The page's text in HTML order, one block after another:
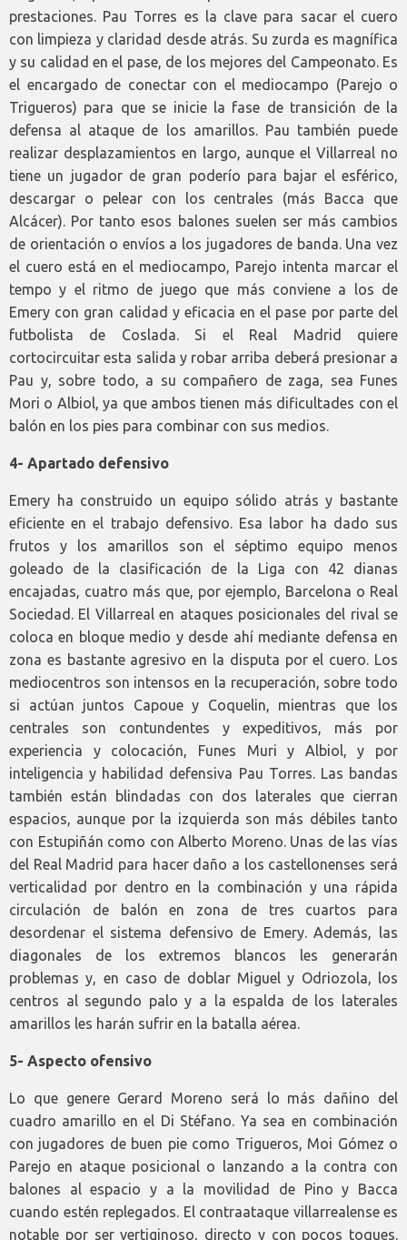
prestaciones. Pau Torres es la clave para sacar el cuero
con limpieza y claridad desde atrás. Su zurda es magnífica
y su calidad en el pase, de los mejores del Campeonato. Es
el encargado de conectar con el mediocampo (Parejo o
Trigueros) para que se inicie la fase de transición de la
defensa al ataque de los amarillos. Pau también puede
realizar desplazamientos en largo, aunque el Villarreal no
tiene un jugador de gran poderío para bajar el esférico,
descargar o pelear con los centrales (más Bacca que
Alcácer). Por tanto esos balones suelen ser más cambios
de orientación o envíos a los jugadores de banda. Una vez
el cuero está en el mediocampo, Parejo intenta marcar el
tempo y el ritmo de juego que más conviene a los de
Emery con gran calidad y eficacia en el pase por parte del
futbolista de Coslada. Si el Real Madrid quiere
cortocircuitar esta salida y robar arriba deberá presionar a
Pau y, sobre todo, a su compañero de zaga, sea Funes
Mori o Albiol, ya que ambos tienen más dificultades con el
balón en los pies para combinar con sus medios.
4- Apartado defensivo
Emery ha construido un equipo sólido atrás y bastante
eficiente en el trabajo defensivo. Esa labor ha dado sus
frutos y los amarillos son el séptimo equipo menos
goleado de la clasificación de la Liga con 42 dianas
encajadas, cuatro más que, por ejemplo, Barcelona o Real
Sociedad. El Villarreal en ataques posicionales del rival se
coloca en bloque medio y desde ahí mediante defensa en
zona es bastante agresivo en la disputa por el cuero. Los
mediocentros son intensos en la recuperación, sobre todo
si actúan juntos Capoue y Coquelin, mientras que los
centrales son contundentes y expeditivos, más por
experiencia y colocación, Funes Muri y Albiol, y por
inteligencia y habilidad defensiva Pau Torres. Las bandas
también están blindadas con dos laterales que cierran
espacios, aunque por la izquierda son más débiles tanto
con Estupiñán como con Alberto Moreno. Unas de las vías
del Real Madrid para hacer daño a los castellonenses será
verticalidad por dentro en la combinación y una rápida
circulación de balón en zona de tres cuartos para
desordenar el sistema defensivo de Emery. Además, las
diagonales de los extremos blancos les generarán
problemas y, en caso de doblar Miguel y Odriozola, los
centros al segundo palo y a la espalda de los laterales
amarillos les harán sufrir en la batalla aérea.
5- Aspecto ofensivo
Lo que genere Gerard Moreno será lo más dañino del
cuadro amarillo en el Di Stéfano. Ya sea en combinación
con jugadores de buen pie como Trigueros, Moi Gómez o
Parejo en ataque posicional o lanzando a la contra con
balones al espacio y a la movilidad de Pino y Bacca
cuando estén replegados. El contraataque villarrealense es
notable por ser vertiginoso, directo y con pocos toques.